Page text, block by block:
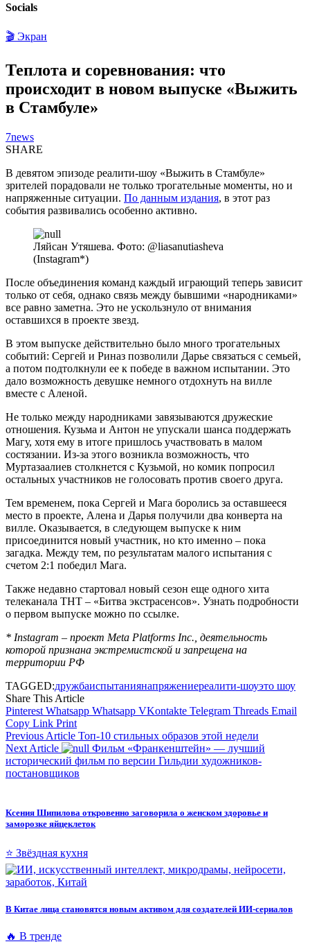
Socials
🎬 Экран
Теплота и соревнования: что
происходит в новом выпуске «Выжить
в Стамбуле»
7news
SHARE
В девятом эпизоде реалити-шоу «Выжить в Стамбуле»
зрителей порадовали не только трогательные моменты, но и
напряженные ситуации. По данным издания, в этот раз
события развивались особенно активно.
Ляйсан Утяшева. Фото: @liasanutiasheva
(Instagram*)
После объединения команд каждый играющий теперь зависит
только от себя, однако связь между бывшими «народниками»
все равно заметна. Это не ускользнуло от внимания
оставшихся в проекте звезд.
В этом выпуске действительно было много трогательных
событий: Сергей и Риназ позволили Дарье связаться с семьей,
а потом подтолкнули ее к победе в важном испытании. Это
дало возможность девушке немного отдохнуть на вилле
вместе с Аленой.
Не только между народниками завязываются дружеские
отношения. Кузьма и Антон не упускали шанса поддержать
Магу, хотя ему в итоге пришлось участвовать в малом
состязании. Из-за этого возникла возможность, что
Муртазаалиев столкнется с Кузьмой, но комик попросил
остальных участников не голосовать против своего друга.
Тем временем, пока Сергей и Мага боролись за оставшееся
место в проекте, Алена и Дарья получили два конверта на
вилле. Оказывается, в следующем выпуске к ним
присоединится новый участник, но кто именно – пока
загадка. Между тем, по результатам малого испытания с
счетом 2:1 победил Мага.
Также недавно стартовал новый сезон еще одного хита
телеканала ТНТ – «Битва экстрасенсов». Узнать подробности
о первом выпуске можно по ссылке.
* Instagram – проект Meta Platforms Inc., деятельность
которой признана экстремистской и запрещена на
территории РФ
TAGGED:дружбаиспытаниянапряжениереалити-шоуэто шоу
Share This Article
Pinterest Whatsapp Whatsapp VKontakte Telegram Threads Email
Copy Link Print
Previous Article Топ-10 стильных образов этой недели
Next Article
Фильм «Франкенштейн» — лучший
исторический фильм по версии Гильдии художников-
постановщиков
Ксения Шипилова откровенно заговорила о женском здоровье и
заморозке яйцеклеток
⭐ Звёздная кухня
В Китае лица становятся новым активом для создателей ИИ-сериалов
🔥 В тренде